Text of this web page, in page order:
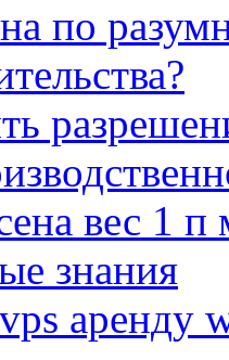
по
вес 1 п
знания
аренду